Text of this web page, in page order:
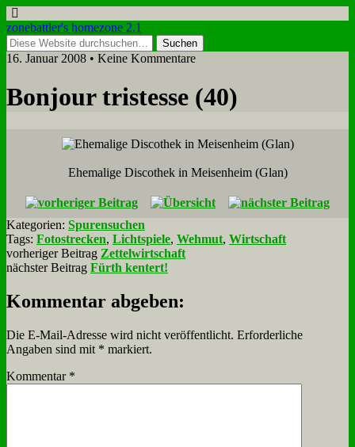
zonebattler's homezone 2.1
16. Januar 2008 • Keine Kommentare
Bon­jour tri­stesse (40)
Ehe­ma­li­ge Dis­co­thek in Mei­sen­heim (Glan)
Kategorien: Spurensuchen
Tags: Fotostrecken, Lichtspiele, Wehmut, Wirtschaft
vorheriger Beitrag Zettelwirtschaft
nächster Beitrag Fürth kentert!
Kommentar abgeben:
Die E-Mail-Adresse wird nicht veröffentlicht. Erforderliche
Angaben sind mit * markiert.
Kommentar *